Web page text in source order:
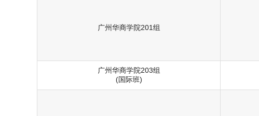
广州华商学院201组
广州华商学院203组
(国际班)